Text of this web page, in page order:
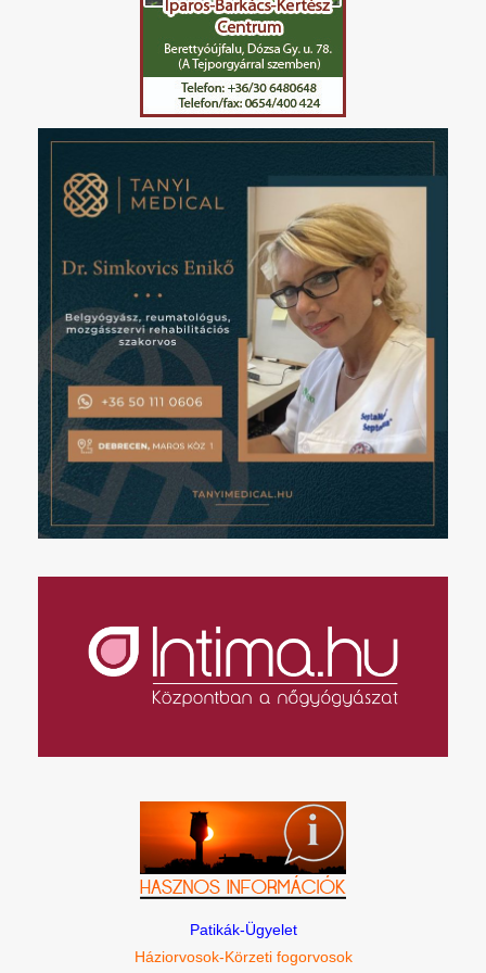
Patikák-Ügyelet
Háziorvosok-Körzeti fogorvosok